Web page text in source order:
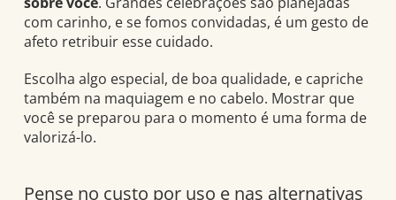
com carinho, e se fomos convidadas, é um gesto de
afeto retribuir esse cuidado.
Escolha algo especial, de boa qualidade, e capriche
também na maquiagem e no cabelo. Mostrar que
você se preparou para o momento é uma forma de
valorizá-lo.
Pense no custo por uso e nas alternativas